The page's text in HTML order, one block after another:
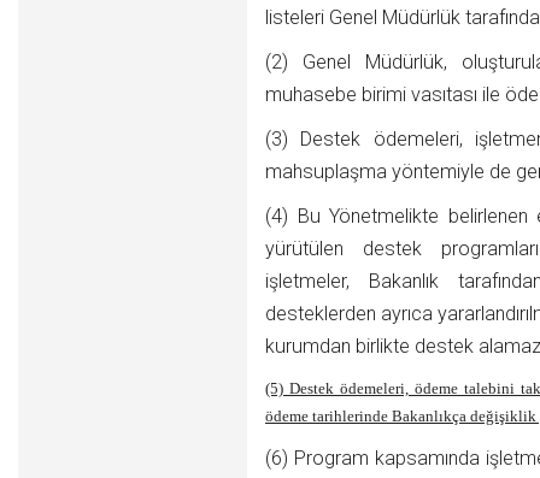
listeleri Genel Müdürlük
(2) Genel Müdürlük,
muhasebe birimi vasıtası ile
(3) Destek ödemeleri,
mahsuplaşma yöntemiyle de
(4) Bu Yönetmelikte belirlenen
yürütülen destek
işletmeler, Bakanlık
desteklerden ayrıca
kurumdan birlikte destek
(5) Destek ödemeleri, ödeme talebini
ödeme tarihlerinde Bakanlıkça değişiklik
(6) Program kapsamında